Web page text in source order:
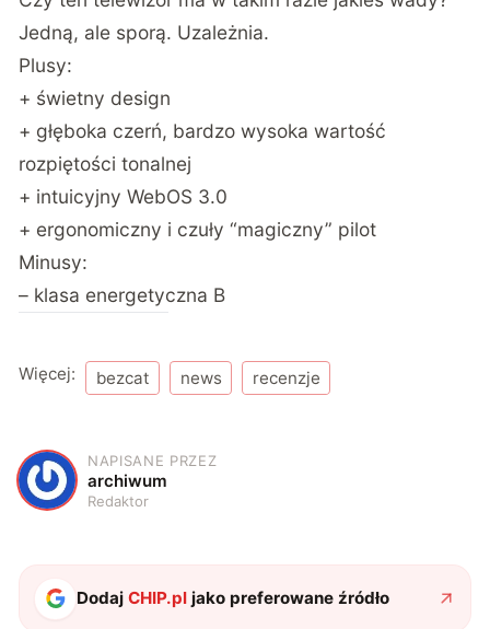
Jedną, ale sporą. Uzależnia.
Plusy:
+ świetny design
+ głęboka czerń, bardzo wysoka wartość
rozpiętości tonalnej
+ intuicyjny WebOS 3.0
+ ergonomiczny i czuły “magiczny” pilot
Minusy:
– klasa energetyczna B
Więcej: bezcat news recenzje
A
NAPISANE PRZEZ
archiwum
Redaktor
DodajCHIP.pl jako preferowane źródło